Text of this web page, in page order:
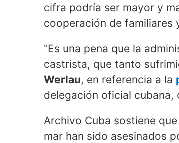
cifra podría ser mayor y
cooperación de familiares
"Es una pena que la
castrista, que tanto
Werlau, en referencia a la
delegación oficial
Archivo Cuba sostiene
mar han sido asesinados